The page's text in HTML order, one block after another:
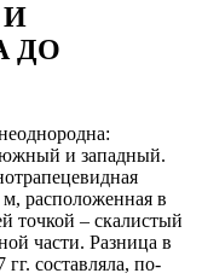
И
ДО
и западный.
расположенная в
точкой – скалистый
части. Разница в
составляла, по-